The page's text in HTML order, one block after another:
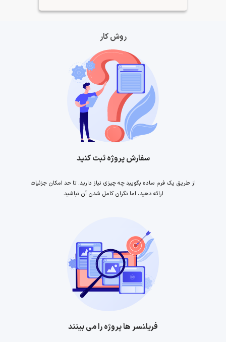
روش کار
سفارش پروژه ثبت کنید
از طریق یک فرم ساده بگویید چه چیزی نیاز دارید. تا حد امکان جزئیات
ارائه دهید، اما نگران کامل شدن آن نباشید.
فریلنسر ها پروژه را می بینند